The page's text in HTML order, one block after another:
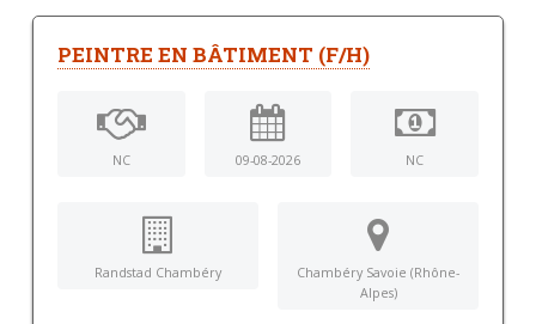
PEINTRE EN BÂTIMENT (F/H)
NC 09-08-2026 NC
Randstad Chambéry
Chambéry Savoie (Rhône-
Alpes)